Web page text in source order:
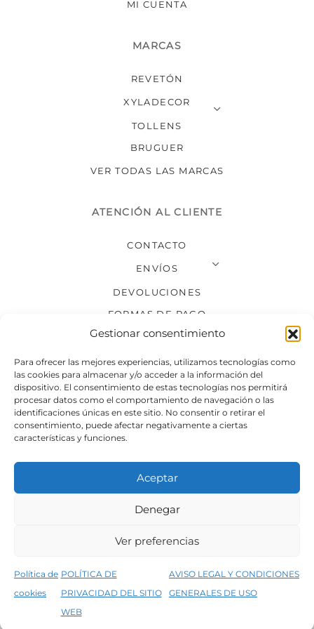
Gestionar consentimiento
Para ofrecer las mejores experiencias, utilizamos tecnologías como
las cookies para almacenar y/o acceder a la información del
dispositivo. El consentimiento de estas tecnologías nos permitirá
procesar datos como el comportamiento de navegación o las
identificaciones únicas en este sitio. No consentir o retirar el
consentimiento, puede afectar negativamente a ciertas
características y funciones.
Aceptar
Denegar
Ver preferencias
Política de
cookies
POLÍTICA DE
PRIVACIDAD DEL SITIO
WEB
AVISO LEGAL Y CONDICIONES
GENERALES DE USO
5% de descuento en tu primera compra, utiliza el código PRIMERACOMPRA
MI CUENTA
MARCAS
REVETÓN
XYLADECOR
TOLLENS
BRUGUER
VER TODAS LAS MARCAS
ATENCIÓN AL CLIENTE
CONTACTO
ENVÍOS
DEVOLUCIONES
FORMAS DE PAGO
SÍGUENOS
Condiciones generales de venta
Política de privacidad del sitio web
©2026 Decopintur- todos los derechos